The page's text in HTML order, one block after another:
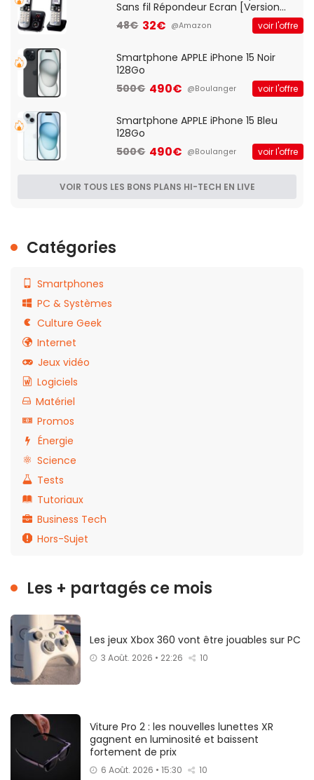
Sans fil Répondeur Ecran [Version
Française]
48€ 32€ @Amazon voir l'offre
Smartphone APPLE iPhone 15 Noir
128Go
500€ 490€ @Boulanger voir l'offre
Smartphone APPLE iPhone 15 Bleu
128Go
500€ 490€ @Boulanger voir l'offre
VOIR TOUS LES BONS PLANS HI-TECH EN LIVE
Catégories
Smartphones
PC & Systèmes
Culture Geek
Internet
Jeux vidéo
Logiciels
Matériel
Promos
Énergie
Science
Tests
Tutoriaux
Business Tech
Hors-Sujet
Les + partagés ce mois
Les jeux Xbox 360 vont être jouables sur PC
3 Août. 2026 • 22:26 10
Viture Pro 2 : les nouvelles lunettes XR
gagnent en luminosité et baissent
fortement de prix
6 Août. 2026 • 15:30 10